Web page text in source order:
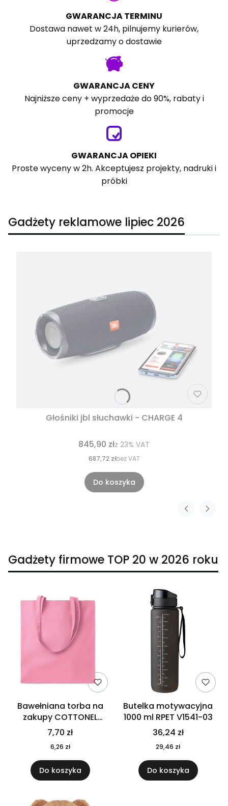
GWARANCJA TERMINU
Dostawa nawet w 24h, pilnujemy kurierów,
uprzedzamy o dostawie
GWARANCJA CENY
Najniższe ceny + wyprzedaże do 90%, rabaty i
promocje
GWARANCJA OPIEKI
Proste wyceny w 2h. Akceptujesz projekty, nadruki i
próbki
Gadżety reklamowe lipiec 2026
Głośniki jbl słuchawki - CHARGE 4
845,90 złz 23% VAT
687,72 złbez VAT
Do koszyka
Gadżety firmowe TOP 20 w 2026 roku
Bawełniana torba na
zakupy COTTONEL
COLOUR++ MO9846-11
7,70 zł
6,26 zł
Do koszyka
Butelka motywacyjna
1000 ml RPET V1541-03
36,24 zł
29,46 zł
Do koszyka